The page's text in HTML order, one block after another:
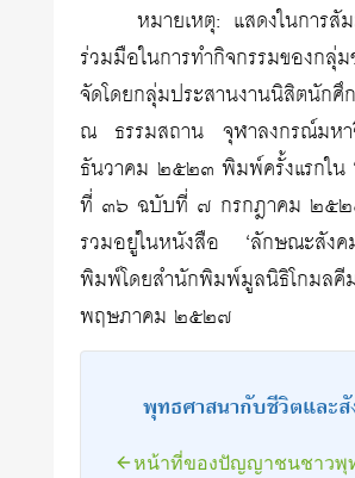
หมายเหตุ: แสดงในการสั
ร่วมมือในการทำกิจกรรมของกลุ่
จัดโดยกลุ่มประสานงานนิสิตนักศึ
ณ ธรรมสถาน จุฬาลงกรณ์มห
ธันวาคม ๒๕๒๓ พิมพ์ครั้งแรกใน
ที่ ๓๖ ฉบับที่ ๗ กรกฎาคม ๒๕๒
รวมอยู่ในหนังสือ ‘ลักษณะสัง
พิมพ์โดยสำนักพิมพ์มูลนิธิโกมลคี
พฤษภาคม ๒๕๒๗
พุทธศาสนากับชีวิตและ
หน้าที่ของปัญญาชนชาวพุ